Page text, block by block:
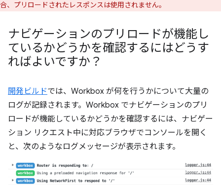
合、プリロードされたレスポンスは使用されません。
ナビゲーションのプリロードが機能し
ているかどうかを確認するにはどうす
ればよいですか？
開発ビルドでは、Workbox が何を行うかについて大量の
ログが記録されます。Workbox でナビゲーションのプリ
ロードが機能しているかどうかを確認するには、ナビゲー
ション リクエスト中に対応ブラウザでコンソールを開く
と、次のようなログメッセージが表示されます。